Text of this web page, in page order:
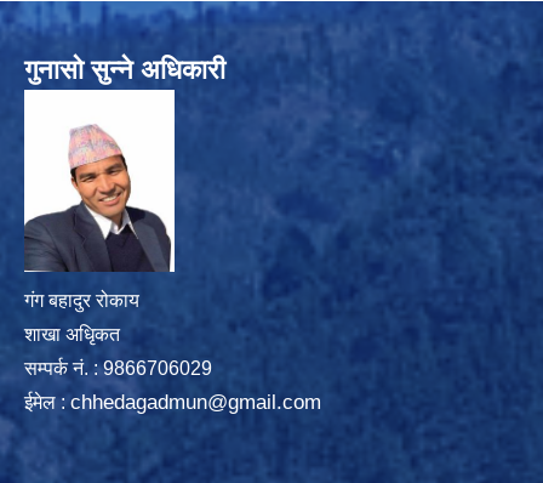
गुनासो सुन्ने अधिकारी
गंग बहादुर रोकाय
शाखा अधिृकत
सम्पर्क न‌ं. : 9866706029
ईमेल : chhedagadmun@gmail.com